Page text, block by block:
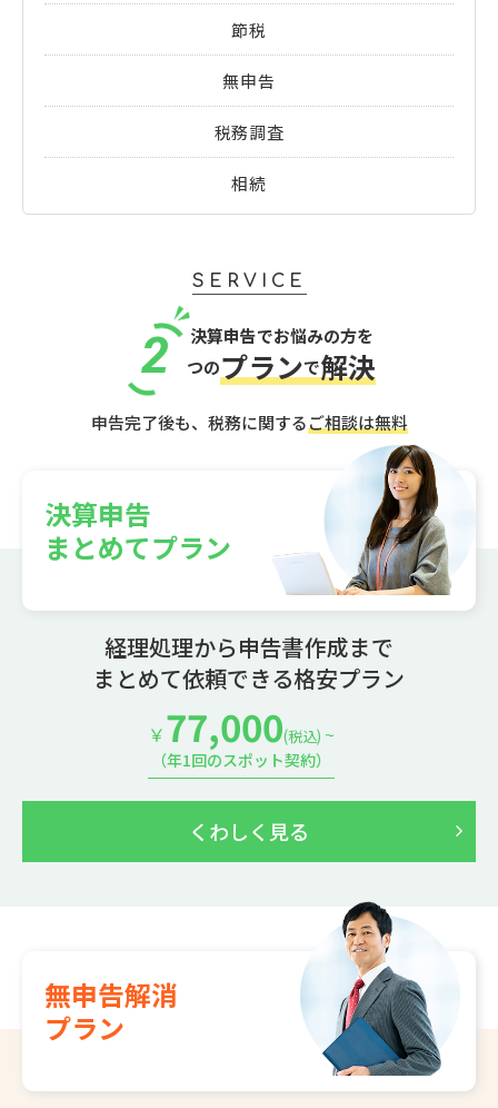
節税
無申告
税務調査
相続
SERVICE
決算申告でお悩みの方を
2 つのプランで解決
申告完了後も、税務に関するご相談は無料
決算申告
まとめてプラン
経理処理から申告書作成まで
まとめて依頼できる格安プラン
￥77,000(税込) ~
（年1回のスポット契約）
くわしく見る
無申告解消
プラン